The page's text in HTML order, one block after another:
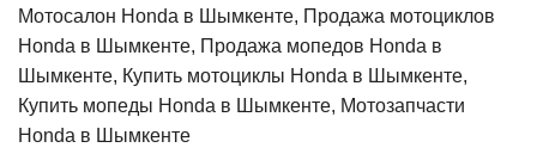
Мотосалон Honda в Шымкенте, Продажа мотоциклов
Honda в Шымкенте, Продажа мопедов Honda в
Шымкенте, Купить мотоциклы Honda в Шымкенте,
Купить мопеды Honda в Шымкенте, Мотозапчасти
Honda в Шымкенте